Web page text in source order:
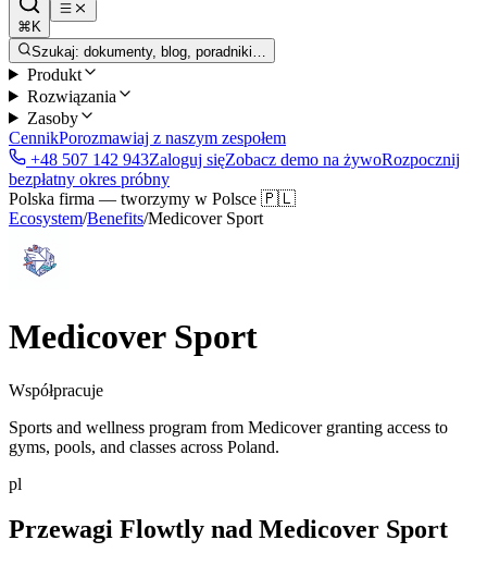
⌘K
Szukaj: dokumenty, blog, poradniki…
Produkt
Rozwiązania
Zasoby
CennikPorozmawiaj z naszym zespołem
+48 507 142 943Zaloguj sięZobacz demo na żywoRozpocznij
bezpłatny okres próbny
Polska firma — tworzymy w Polsce 🇵🇱
Ecosystem/Benefits/Medicover Sport
Medicover Sport
Współpracuje
Sports and wellness program from Medicover granting access to
gyms, pools, and classes across Poland.
pl
Przewagi Flowtly nad Medicover Sport